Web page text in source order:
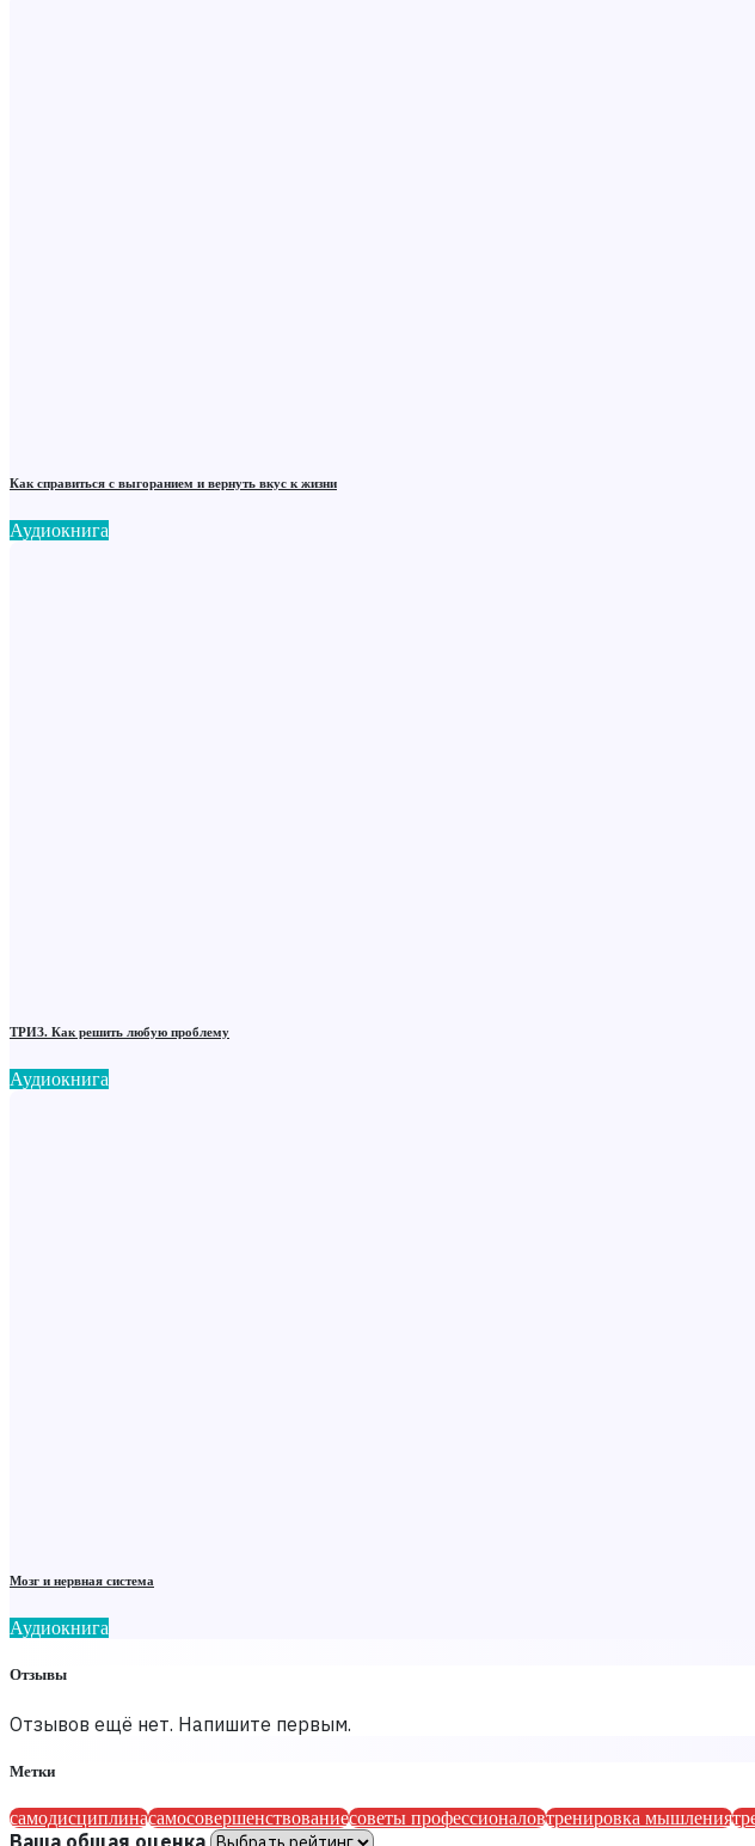
Как справиться с выгоранием и вернуть вкус к жизни
Аудиокнига
ТРИЗ. Как решить любую проблему
Аудиокнига
Мозг и нервная система
Аудиокнига
Отзывы
Отзывов ещё нет. Напишите первым.
Метки
самодисциплинасамосовершенствованиесоветы профессионаловтренировка мышления
Ваша общая оценка